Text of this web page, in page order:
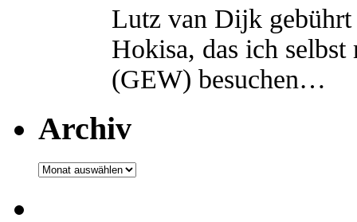
Lutz van Dijk
Hokisa, das ich
(GEW) besuchen…
Archiv
Archiv